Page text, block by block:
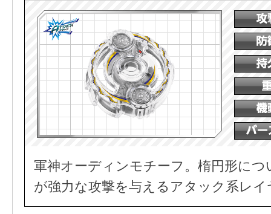
軍神オーディンモチーフ。楕円形に
が強力な攻撃を与えるアタック系レイ